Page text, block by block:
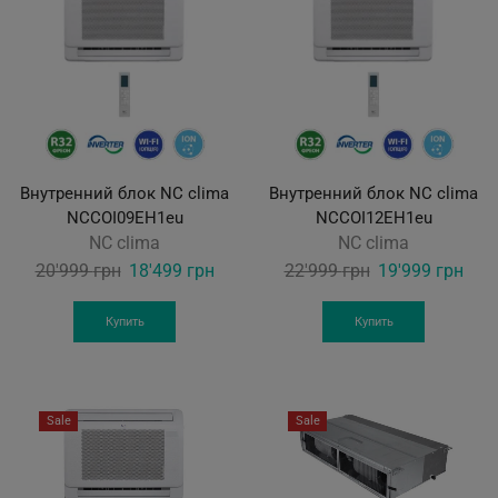
Внутренний блок NС clima
NCCOI09EH1eu
NC clima
20'999грн Original
price
was:
20'999 грн.
18'499 грнCurrent
Купить
Внутренний блок NС clima
NCCOI12EH1eu
NC clima
22'999грн Original
price
was:
22'999 грн.
19'999 грн
Купить
Sale Sale